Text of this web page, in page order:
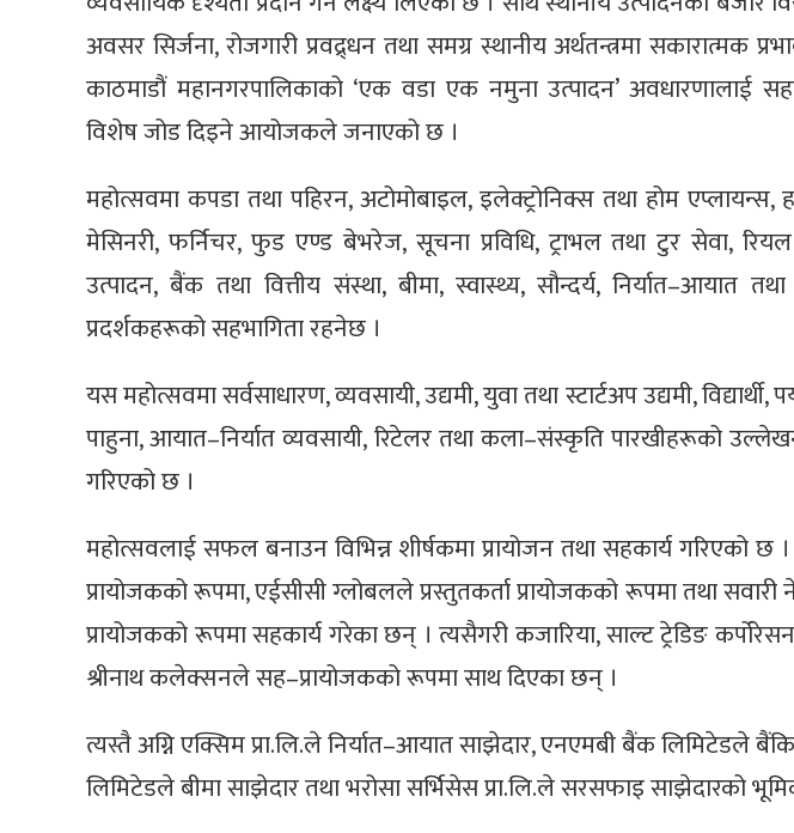
अवसर सिर्जना, रोजगारी प्रवद्र्धन तथा समग्र स्थानीय अर्थतन्त्रमा सकारात्मक
काठमाडौं महानगरपालिकाको ‘एक वडा एक नमुना उत्पादन’ अवधारणालाई
विशेष जोड दिइने आयोजकले जनाएको छ ।
महोत्सवमा कपडा तथा पहिरन, अटोमोबाइल, इलेक्ट्रोनिक्स तथा होम
मेसिनरी, फर्निचर, फुड एण्ड बेभरेज, सूचना प्रविधि, ट्राभल तथा टुर सेवा,
उत्पादन, बैंक तथा वित्तीय संस्था, बीमा, स्वास्थ्य, सौन्दर्य, निर्यात–आयात
प्रदर्शकहरूको सहभागिता रहनेछ ।
यस महोत्सवमा सर्वसाधारण, व्यवसायी, उद्यमी, युवा तथा स्टार्टअप उद्यमी, विद्यार्थी,
पाहुना, आयात–निर्यात व्यवसायी, रिटेलर तथा कला–संस्कृति पारखीहरूको
गरिएको छ ।
महोत्सवलाई सफल बनाउन विभिन्न शीर्षकमा प्रायोजन तथा सहकार्य गरिएको
प्रायोजकको रूपमा, एईसीसी ग्लोबलले प्रस्तुतकर्ता प्रायोजकको रूपमा तथा सवारी
प्रायोजकको रूपमा सहकार्य गरेका छन् । त्यसैगरी कजारिया, साल्ट ट्रेडिङ
श्रीनाथ कलेक्सनले सह–प्रायोजकको रूपमा साथ दिएका छन् ।
त्यस्तै अग्नि एक्सिम प्रा.लि.ले निर्यात–आयात साझेदार, एनएमबी बैंक लिमिटेडले
लिमिटेडले बीमा साझेदार तथा भरोसा सर्भिसेस प्रा.लि.ले सरसफाइ साझेदारको